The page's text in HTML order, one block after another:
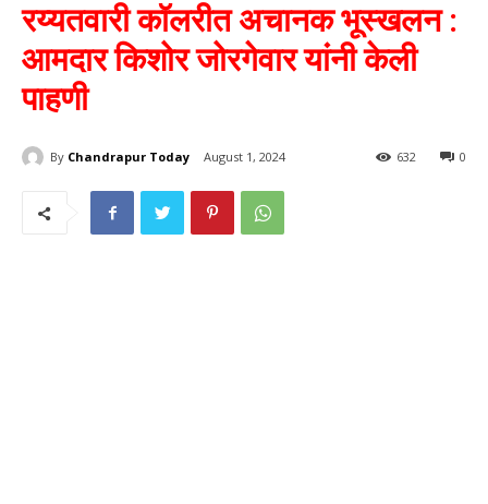
रय्यतवारी कॉलरीत अचानक भूस्खलन :
आमदार किशोर जोरगेवार यांनी केली
पाहणी
By Chandrapur Today August 1, 2024 0
632